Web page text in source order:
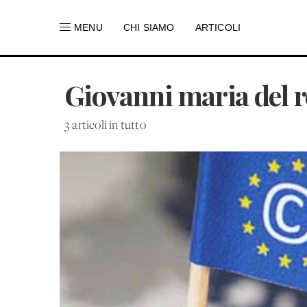
MENU CHI SIAMO ARTICOLI
Giovanni maria del
3 articoli in tutto